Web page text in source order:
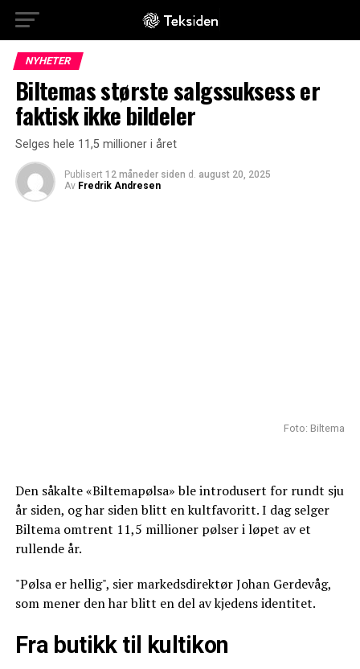
NYHETER
Biltemas største salgssuksess er
faktisk ikke bildeler
Selges hele 11,5 millioner i året
Publisert 12 måneder siden d. august 20, 2025
Av Fredrik Andresen
Foto: Biltema
Den såkalte «Biltemapølsa» ble introdusert for rundt sju
år siden, og har siden blitt en kultfavoritt. I dag selger
Biltema omtrent 11,5 millioner pølser i løpet av et
rullende år.
"Pølsa er hellig", sier markedsdirektør Johan Gerdevåg,
som mener den har blitt en del av kjedens identitet.
Fra butikk til kultikon